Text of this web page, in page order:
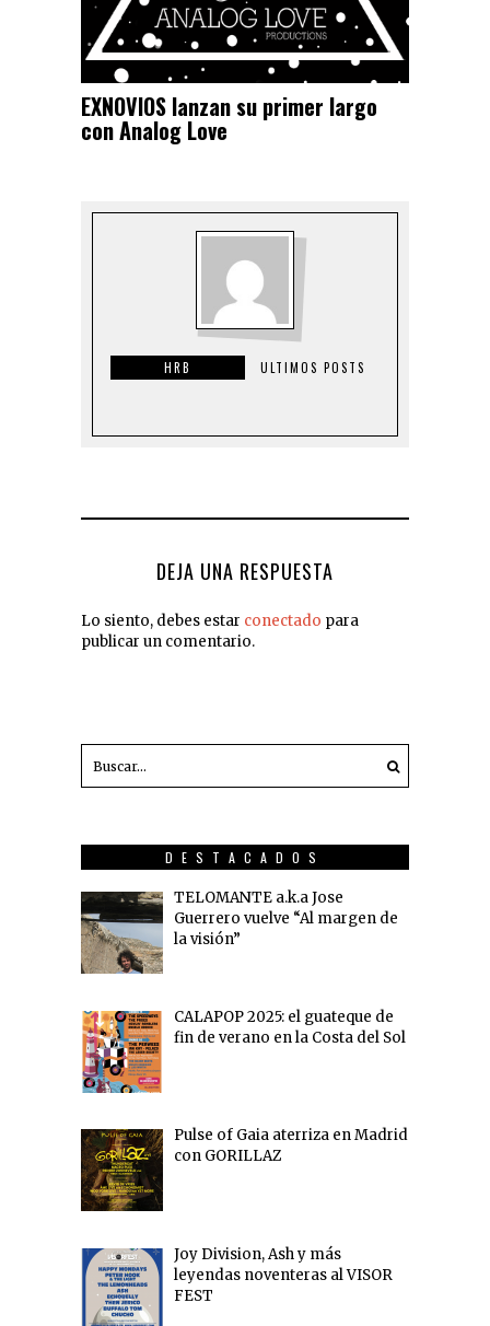
EXNOVIOS lanzan su primer largo
con Analog Love
HRB ULTIMOS POSTS
DEJA UNA RESPUESTA
Lo siento, debes estar conectado para
publicar un comentario.
DESTACADOS
TELOMANTE a.k.a Jose
Guerrero vuelve “Al margen de
la visión”
CALAPOP 2025: el guateque de
fin de verano en la Costa del Sol
Pulse of Gaia aterriza en Madrid
con GORILLAZ
Joy Division, Ash y más
leyendas noventeras al VISOR
FEST